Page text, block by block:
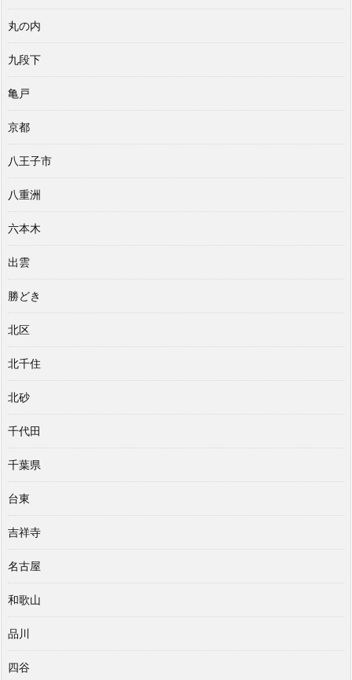
丸の内
九段下
亀戸
京都
八王子市
八重洲
六本木
出雲
勝どき
北区
北千住
北砂
千代田
千葉県
台東
吉祥寺
名古屋
和歌山
品川
四谷